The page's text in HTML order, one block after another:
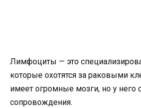
Лимфоциты — это
которые охотятся за раковыми
имеет огромные мозги, но у него
сопровождения.